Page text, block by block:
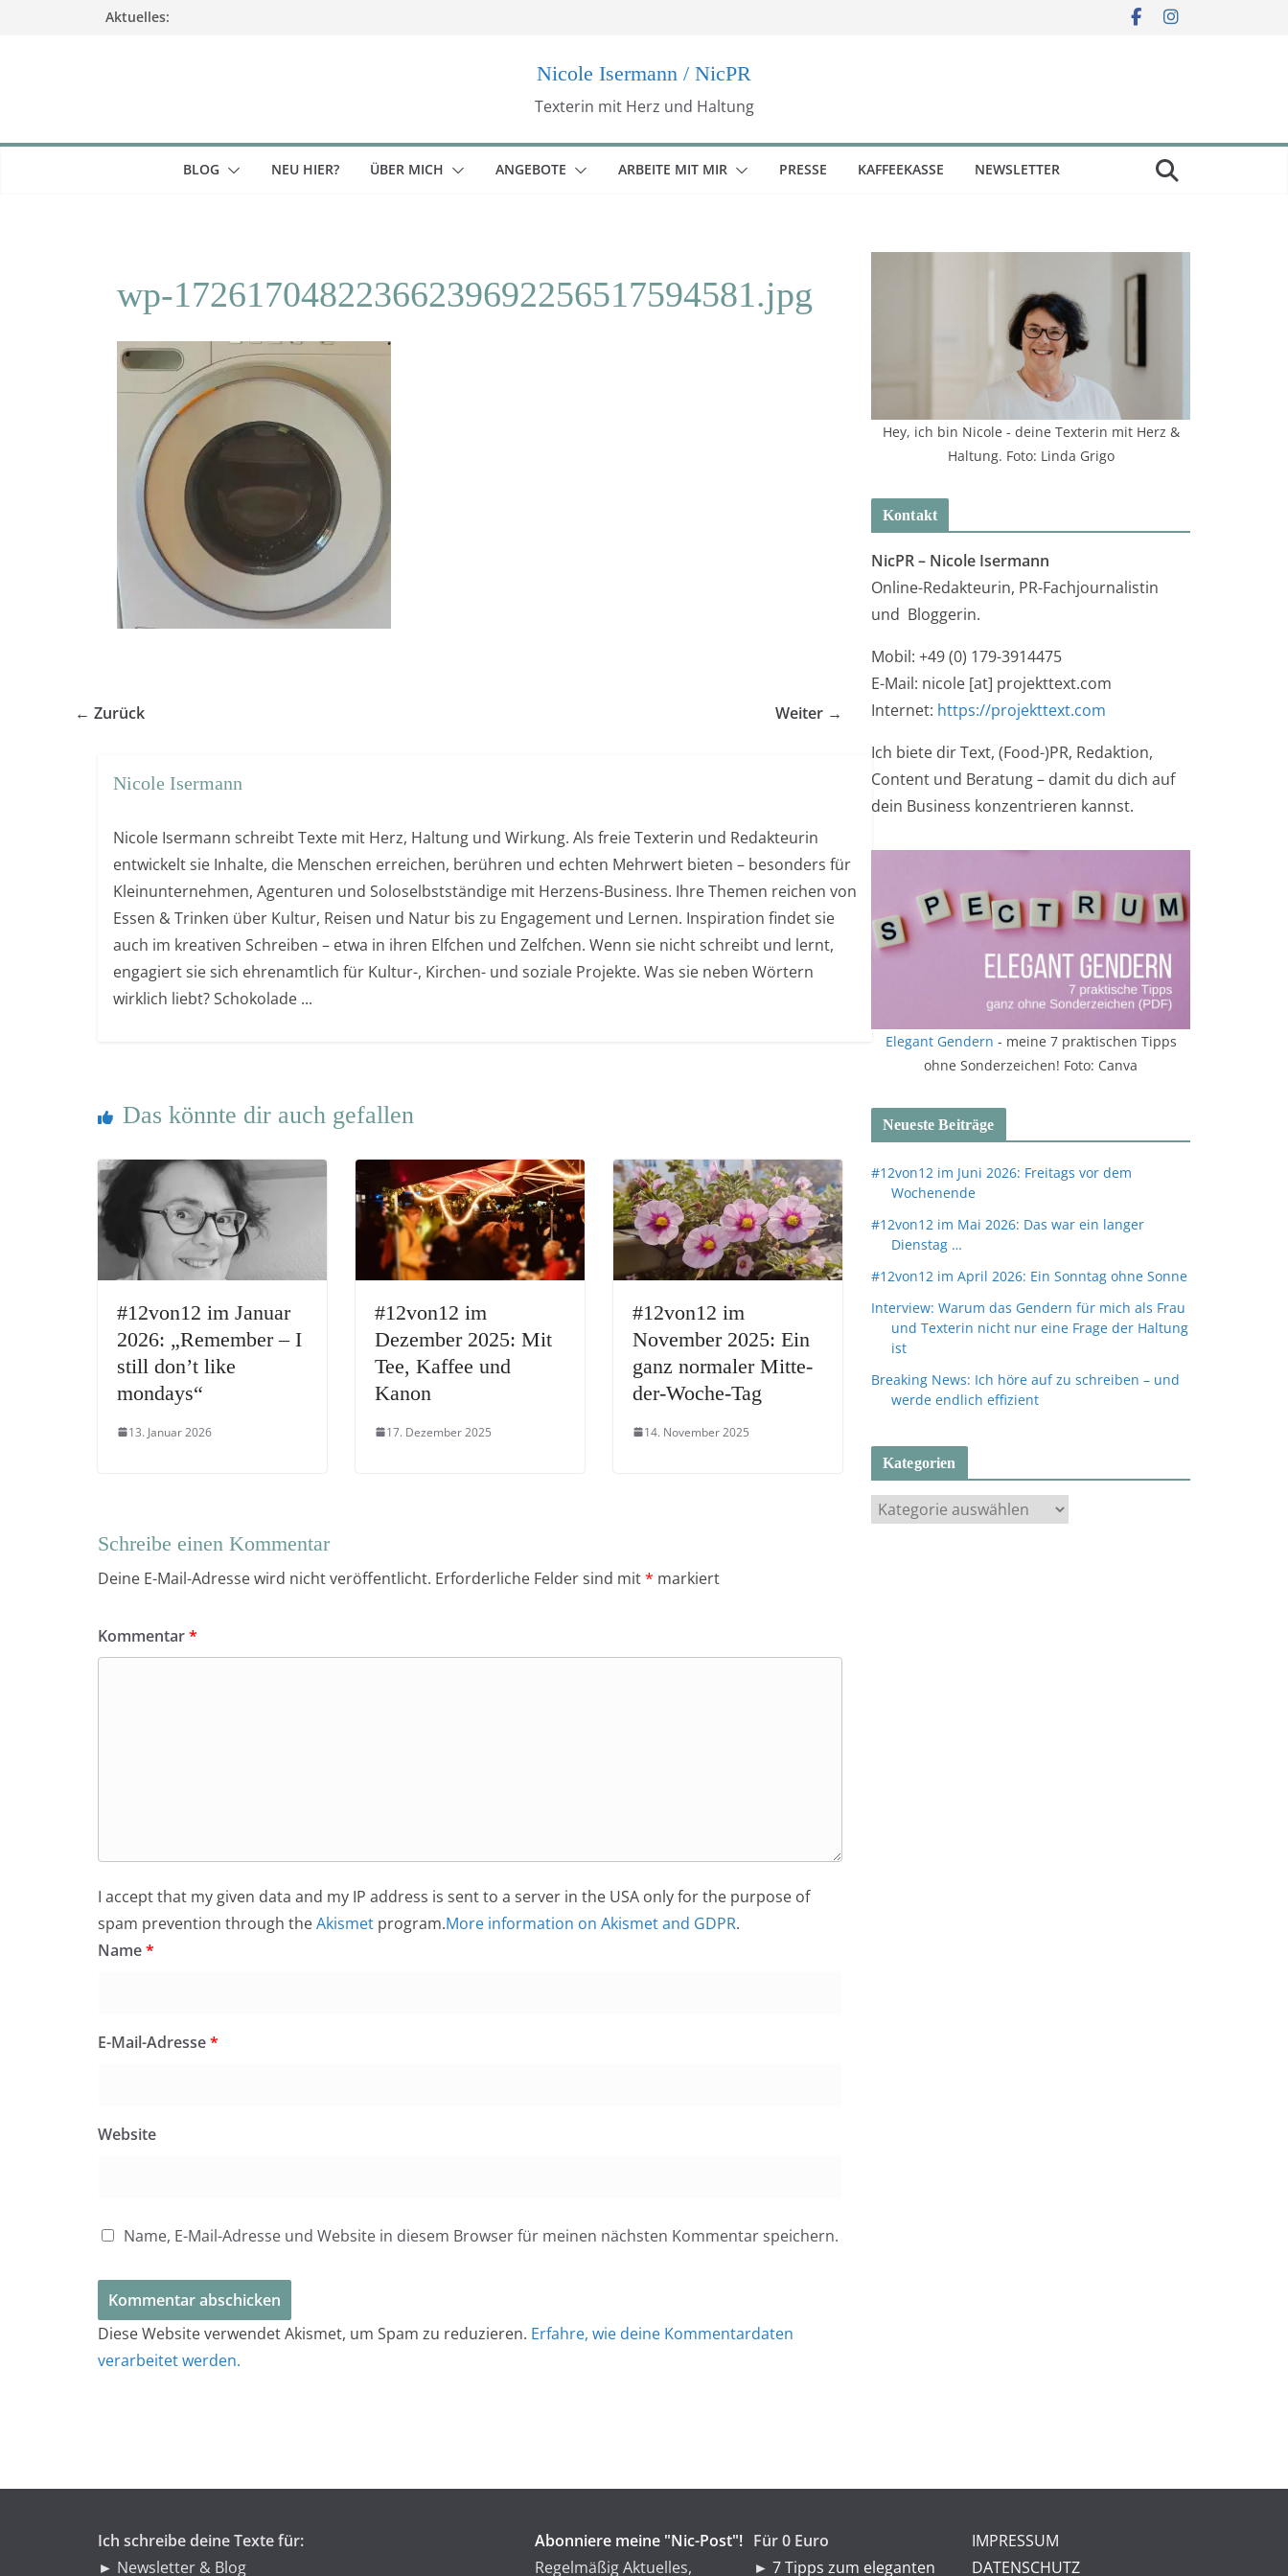
Aktuelles:
Nicole Isermann / NicPR
Texterin mit Herz und Haltung
BLOG NEU HIER? ÜBER MICH ANGEBOTE ARBEITE MIT MIR PRESSE KAFFEEKASSE NEWSLETTER
wp-17261704822366239692256517594581.jpg
← Zurück Weiter →
Nicole Isermann
Nicole Isermann schreibt Texte mit Herz, Haltung und Wirkung. Als freie Texterin und Redakteurin
entwickelt sie Inhalte, die Menschen erreichen, berühren und echten Mehrwert bieten – besonders für
Kleinunternehmen, Agenturen und Soloselbstständige mit Herzens-Business. Ihre Themen reichen von
Essen & Trinken über Kultur, Reisen und Natur bis zu Engagement und Lernen. Inspiration findet sie
auch im kreativen Schreiben – etwa in ihren Elfchen und Zelfchen. Wenn sie nicht schreibt und lernt,
engagiert sie sich ehrenamtlich für Kultur-, Kirchen- und soziale Projekte. Was sie neben Wörtern
wirklich liebt? Schokolade ...
Das könnte dir auch gefallen
#12von12 im Januar
2026: „Remember – I
still don’t like
mondays“
13. Januar 2026
#12von12 im
Dezember 2025: Mit
Tee, Kaffee und
Kanon
17. Dezember 2025
#12von12 im
November 2025: Ein
ganz normaler Mitte-
der-Woche-Tag
14. November 2025
Schreibe einen Kommentar
Deine E-Mail-Adresse wird nicht veröffentlicht. Erforderliche Felder sind mit* markiert
Kommentar*
I accept that my given data and my IP address is sent to a server in the USA only for the purpose of
spam prevention through theAkismet program.More information on Akismet and GDPR.
Name*
E-Mail-Adresse*
Website
Name, E-Mail-Adresse und Website in diesem Browser für meinen nächsten Kommentar speichern.
Diese Website verwendet Akismet, um Spam zu reduzieren. Erfahre, wie deine Kommentardaten
verarbeitet werden.
Hey, ich bin Nicole - deine Texterin mit Herz &
Haltung. Foto: Linda Grigo
Kontakt
NicPR – Nicole Isermann
Online-Redakteurin, PR-Fachjournalistin
und Bloggerin.
Mobil: +49 (0) 179-3914475
E-Mail: nicole [at] projekttext.com
Internet: https://projekttext.com
Ich biete dir Text, (Food-)PR, Redaktion,
Content und Beratung – damit du dich auf
dein Business konzentrieren kannst.
Elegant Gendern - meine 7 praktischen Tipps
ohne Sonderzeichen! Foto: Canva
Neueste Beiträge
#12von12 im Juni 2026: Freitags vor dem
Wochenende
#12von12 im Mai 2026: Das war ein langer
Dienstag …
#12von12 im April 2026: Ein Sonntag ohne Sonne
Interview: Warum das Gendern für mich als Frau
und Texterin nicht nur eine Frage der Haltung
ist
Breaking News: Ich höre auf zu schreiben – und
werde endlich effizient
Kategorien
a
Ich schreibe deine Texte für:
► Newsletter & Blog
Abonniere meine "Nic-Post"!
Regelmäßig Aktuelles,
Für 0 Euro
► 7 Tipps zum eleganten
IMPRESSUM
DATENSCHUTZ